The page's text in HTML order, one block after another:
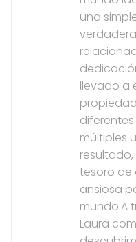
una
llevado a
múltiples
tesoro de
ansiosa
mundo.A
Laura